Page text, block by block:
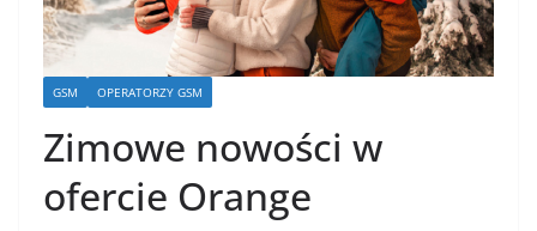
GSM OPERATORZY GSM
Zimowe nowości w
ofercie Orange